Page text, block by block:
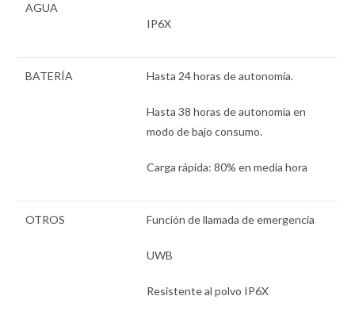
AGUA
IP6X
BATERÍA Hasta 24 horas de autonomía.
Hasta 38 horas de autonomía en
modo de bajo consumo.
Carga rápida: 80% en media hora
OTROS Función de llamada de emergencia
UWB
Resistente al polvo IP6X